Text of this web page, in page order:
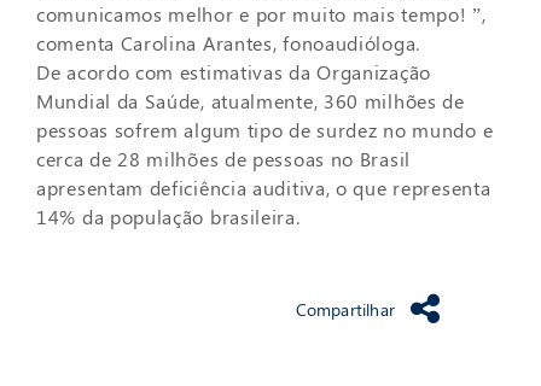
comunicamos melhor e por muito mais tempo! ”,
comenta Carolina Arantes, fonoaudióloga.
De acordo com estimativas da Organização
Mundial da Saúde, atualmente, 360 milhões de
pessoas sofrem algum tipo de surdez no mundo e
cerca de 28 milhões de pessoas no Brasil
apresentam deficiência auditiva, o que representa
14% da população brasileira.
Compartilhar